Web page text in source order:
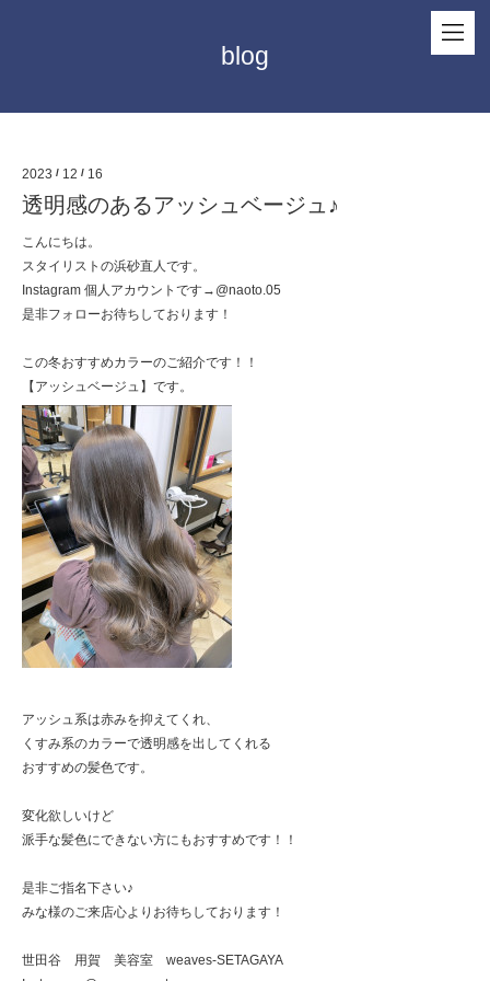
blog
2023 / 12 / 16
透明感のあるアッシュベージュ♪
こんにちは。
スタイリストの浜砂直人です。
Instagram 個人アカウントです→@naoto.05
是非フォローお待ちしております！
この冬おすすめカラーのご紹介です！！
【アッシュベージュ】です。
アッシュ系は赤みを抑えてくれ、
くすみ系のカラーで透明感を出してくれる
おすすめの髪色です。
変化欲しいけど
派手な髪色にできない方にもおすすめです！！
是非ご指名下さい♪
みな様のご来店心よりお待ちしております！
世田谷 用賀 美容室 weaves-SETAGAYA